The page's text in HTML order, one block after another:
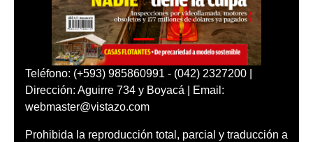
Teléfono: (+593) 985860991 - (042) 2327200 |
Dirección: Aguirre 734 y Boyacá | Email:
webmaster@vistazo.com
Prohibida la reproducción total, parcial y traducción a